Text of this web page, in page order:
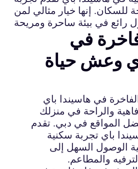
للسكان. إنها خيار مثالي لمن
في
وعش حياة
في هاسيندا باي
والراحة في منزلك
المواقع في دبي. تقدم
باي تجربة سكنية
الوصول السهل إلى
والمطاعم.